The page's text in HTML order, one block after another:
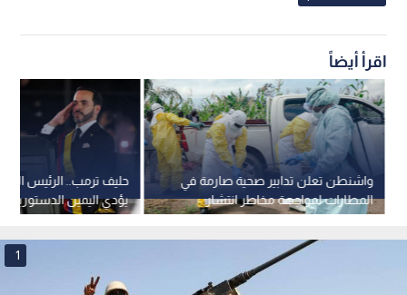
اقرأ أيضاً
حليف ترمب.. الرئيس
يؤدي اليمين الدستورية
ضد الجماعات المسلحة..
واشنطن تعلن تدابير صحية صارمة في
المطارات لمواجهة مخاطر انتشار
فيروس إيبولا
1